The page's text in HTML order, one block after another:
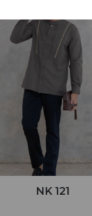
NK 121